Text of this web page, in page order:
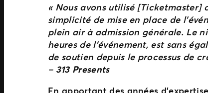
« Nous avons utilisé
simplicité de mise en place de
plein air à admission générale. Le
heures de l’événement, est sans
de soutien depuis le processus de
– 313 Presents
En apportant des années